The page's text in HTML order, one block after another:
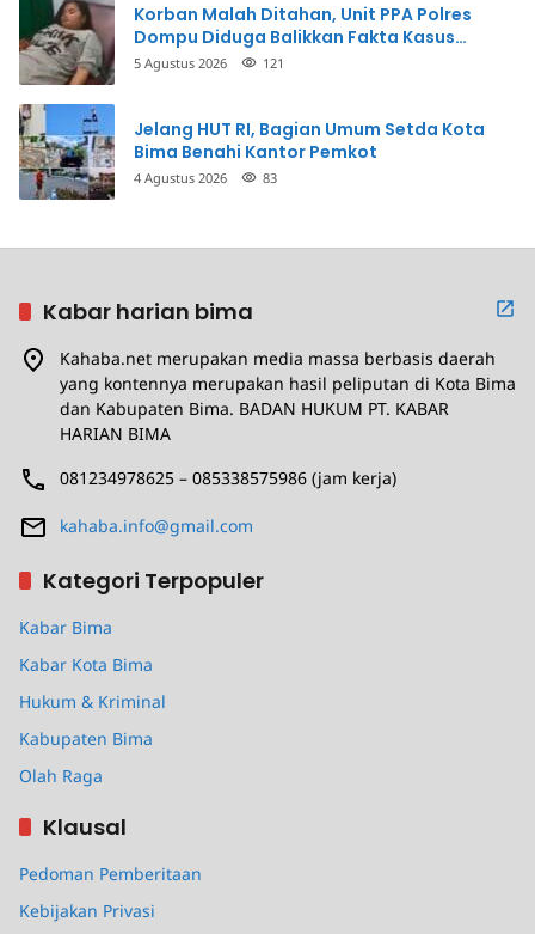
Korban Malah Ditahan, Unit PPA Polres
Dompu Diduga Balikkan Fakta Kasus
Penganiayaan
5 Agustus 2026 121
Jelang HUT RI, Bagian Umum Setda Kota
Bima Benahi Kantor Pemkot
4 Agustus 2026 83
Kabar harian bima
Kahaba.net merupakan media massa berbasis daerah
yang kontennya merupakan hasil peliputan di Kota Bima
dan Kabupaten Bima. BADAN HUKUM PT. KABAR
HARIAN BIMA
081234978625 – 085338575986 (jam kerja)
kahaba.info@gmail.com
Kategori Terpopuler
Kabar Bima
Kabar Kota Bima
Hukum & Kriminal
Kabupaten Bima
Olah Raga
Klausal
Pedoman Pemberitaan
Kebijakan Privasi